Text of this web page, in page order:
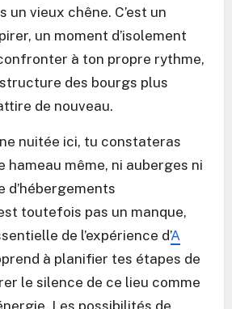
un vieux chêne. C’est un
un moment d’isolement
à ton propre rythme,
des bourgs plus
de nouveau.
nuitée ici, tu constateras
hameau même, ni auberges ni
d’hébergements
toutefois pas un manque,
de l’expérience d’A
à planifier tes étapes de
le silence de ce lieu comme
Les possibilités de